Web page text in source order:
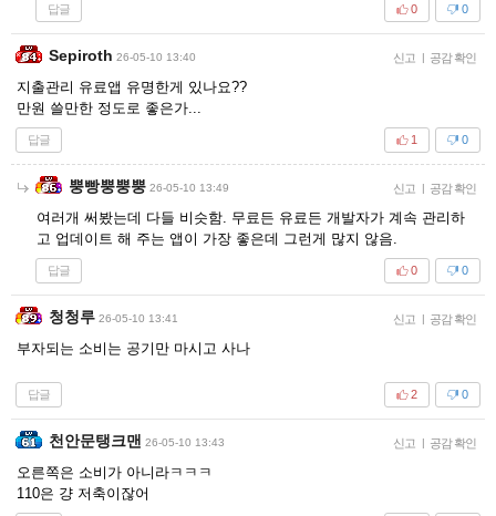
답글 0
0
Sepiroth 26-05-10 13:40 신고 | 공감 확인
지출관리 유료앱 유명한게 있나요??
만원 쓸만한 정도로 좋은가...
답글 0
1
뿡빵뿡뿡뿡 26-05-10 13:49 신고 | 공감 확인
여러개 써봤는데 다들 비슷함. 무료든 유료든 개발자가 계속 관리하
고 업데이트 해 주는 앱이 가장 좋은데 그런게 많지 않음.
답글 0
0
청청루 26-05-10 13:41 신고 | 공감 확인
부자되는 소비는 공기만 마시고 사나
답글 0
2
천안문탱크맨 26-05-10 13:43 신고 | 공감 확인
오른쪽은 소비가 아니라ㅋㅋㅋ
110은 걍 저축이잖어